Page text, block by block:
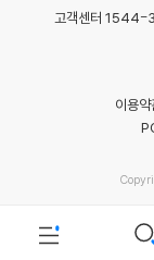
고객센터 1544-
이용약